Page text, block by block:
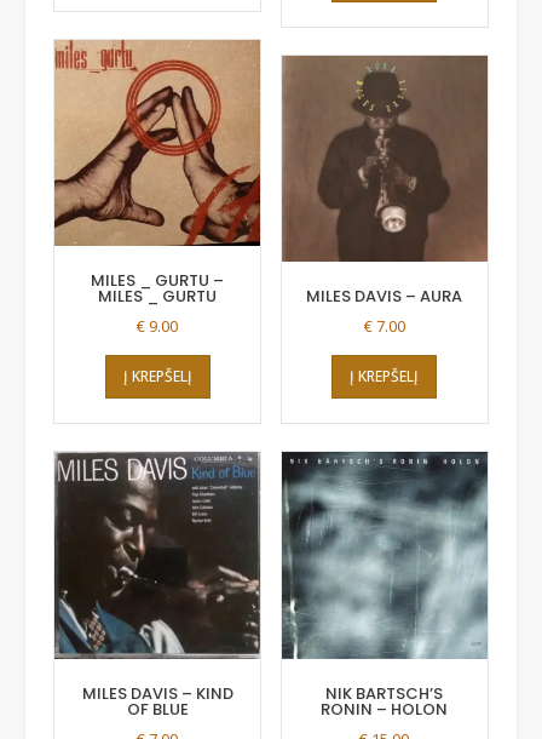
MILES _ GURTU –
MILES _ GURTU
€9.00
Į KREPŠELĮ
MILES DAVIS – AURA
€7.00
Į KREPŠELĮ
MILES DAVIS – KIND
OF BLUE
NIK BARTSCH’S
RONIN – HOLON